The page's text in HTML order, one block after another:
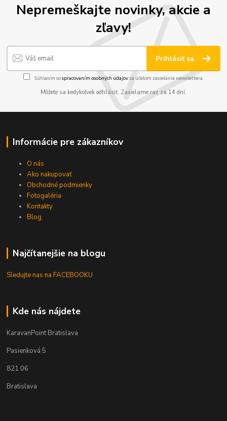
Nepremeškajte novinky, akcie a
zľavy!
Prihlásiť sa
Súhlasím sospracovaním osobných údajov za účelom zasielania newslettera.
Môžete sa kedykoľvek odhlásiť. Zasielame raz za 14 dní.
Informácie pre zákazníkov
O nás
Ako nakupovať
Obchodné podmienky
Fotogaléria
Kontakty
Blog
Najčítanejšie na blogu
Sledujte nas na FACEBOOKU
Kde nás nájdete
KaravanPoint Bratislava
Pasienková 5
821 06
Bratislava